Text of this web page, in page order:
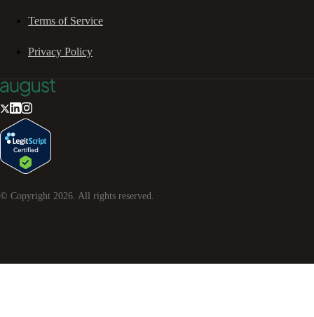
Terms of Service
Privacy Policy
© Copyright 2026. All rights reserved.